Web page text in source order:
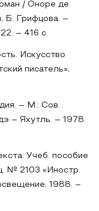
/ Оноре де
Б. Грифцова. –
– 416 с.
Искусство
писатель»,
– М.: Сов.
– Яхутль. – 1978.
Учеб. пособие
№ 2103 «Иностр.
1988. –